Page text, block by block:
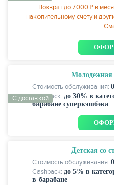
Возврат до 7000 ₽ в
накопительному счёту и
Молодежная
С доставкой
Стоимость обслуживания:
Cashback: до 30% в
барабане суперкэшбэка
Детская со
Стоимость обслуживания:
Cashback: до 5% в
в барабане